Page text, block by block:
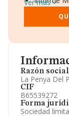
Razón social
La Penya Del
CIF
B65539272
Forma
Sociedad
Gráficos
Consejo
Directivos
Ver más